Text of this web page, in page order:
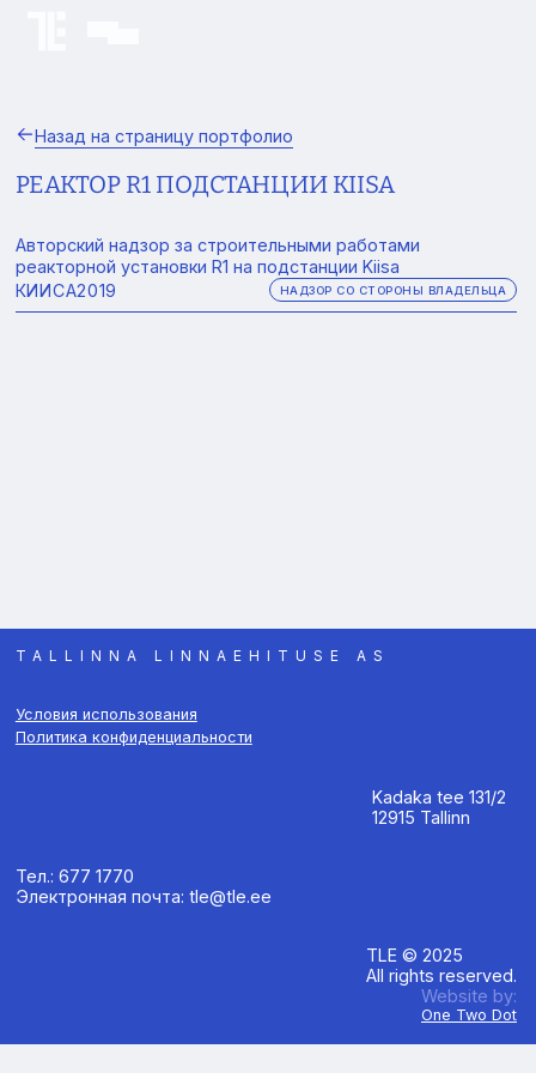
Назад на страницу портфолио
РЕАКТОР R1 ПОДСТАНЦИИ KIISA
Авторский надзор за строительными работами
реакторной установки R1 на подстанции Kiisa
КИИСА2019 НАДЗОР СО СТОРОНЫ ВЛАДЕЛЬЦА
TALLINNA LINNAEHITUSE AS
Условия использования
Политика конфиденциальности
Kadaka tee 131/2
12915 Tallinn
Тел.: 677 1770
Электронная почта: tle@tle.ee
TLE © 2025
All rights reserved.
Website by:
One Two Dot